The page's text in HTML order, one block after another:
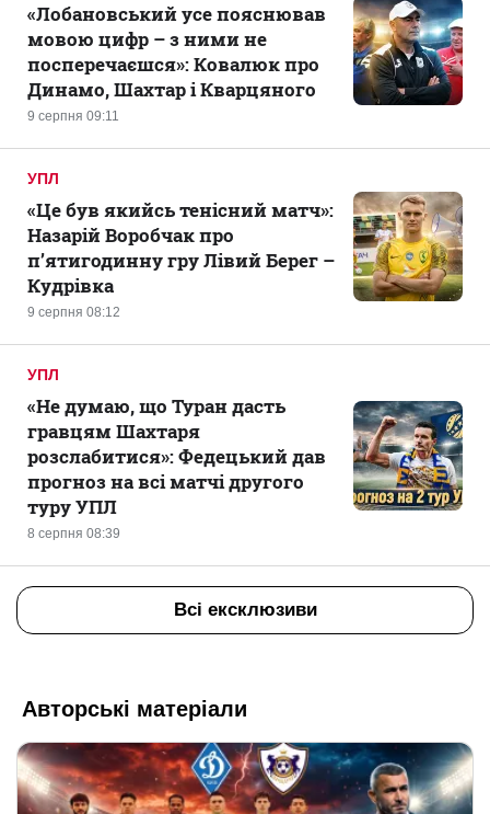
9 серпня 09:11
«Лобановський усе пояснював
мовою цифр – з ними не
посперечаєшся»: Ковалюк про
Динамо, Шахтар і Кварцяного
УПЛ
9 серпня 08:12
«Це був якийсь тенісний матч»:
Назарій Воробчак про
п’ятигодинну гру Лівий Берег –
Кудрівка
УПЛ
8 серпня 08:39
«Не думаю, що Туран дасть
гравцям Шахтаря
розслабитися»: Федецький дав
прогноз на всі матчі другого
туру УПЛ
Всі ексклюзиви
Авторські матеріали